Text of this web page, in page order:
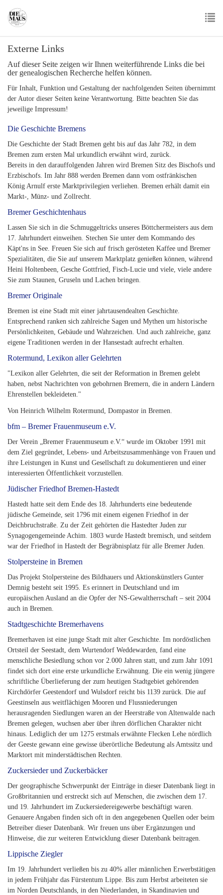
main
Externe Links
Auf dieser Seite zeigen wir Ihnen weiterführende Links die bei
der genealogischen Recherche helfen können.
Für Inhalt, Funktion und Gestaltung der nachfolgenden Seiten übernimmt
der Autor dieser Seiten keine Verantwortung. Bitte beachten Sie das
jeweilige Impressum!
Die Geschichte Bremens
Die Geschichte der Stadt Bremen geht bis auf das Jahr 782, in dem
Bremen zum ersten Mal urkundlich erwähnt wird, zurück.
Bereits in den darauffolgenden Jahren wird Bremen Sitz des Bischofs und
Erzbischofs. Im Jahr 888 werden Bremen dann vom ostfränkischen
König Arnulf erste Marktprivilegien verliehen. Bremen erhält damit ein
Markt-, Münz- und Zollrecht.
Bremer Geschichtenhaus
Lassen Sie sich in die Schmuggeltricks unseres Böttchermeisters aus dem
17. Jahrhundert einweihen. Stechen Sie unter dem Kommando des
Käpt'ns in See. Freuen Sie sich auf frisch gerösteten Kaffee und Bremer
Spezialitäten, die Sie auf unserem Marktplatz genießen können, während
Heini Holtenbeen, Gesche Gottfried, Fisch-Lucie und viele, viele andere
Sie zum Staunen, Gruseln und Lachen bringen.
Bremer Originale
Bremen ist eine Stadt mit einer jahrtausendealten Geschichte.
Entsprechend ranken sich zahlreiche Sagen und Mythen um historische
Persönlichkeiten, Gebäude und Wahrzeichen. Und auch zahlreiche, ganz
eigene Traditionen werden in der Hansestadt aufrecht erhalten.
Rotermund, Lexikon aller Gelehrten
"Lexikon aller Gelehrten, die seit der Reformation in Bremen gelebt
haben, nebst Nachrichten von gebohrnen Bremern, die in andern Ländern
Ehrenstellen bekleideten."
Von Heinrich Wilhelm Rotermund, Dompastor in Bremen.
bfm – Bremer Frauenmuseum e.V.
Der Verein „Bremer Frauenmuseum e.V.“ wurde im Oktober 1991 mit
dem Ziel gegründet, Lebens- und Arbeitszusammenhänge von Frauen und
ihre Leistungen in Kunst und Gesellschaft zu dokumentieren und einer
interessierten Öffentlichkeit vorzustellen.
Jüdischer Friedhof Bremen-Hastedt
Hastedt hatte seit dem Ende des 18. Jahrhunderts eine bedeutende
jüdische Gemeinde, seit 1796 mit einem eigenen Friedhof in der
Deichbruchstraße. Zu der Zeit gehörten die Hastedter Juden zur
Synagogengemeinde Achim. 1803 wurde Hastedt bremisch, und seitdem
war der Friedhof in Hastedt der Begräbnisplatz für alle Bremer Juden.
Stolpersteine in Bremen
Das Projekt Stolpersteine des Bildhauers und Aktionskünstlers Gunter
Demnig besteht seit 1995. Es erinnert in Deutschland und im
europäischen Ausland an die Opfer der NS-Gewaltherrschaft – seit 2004
auch in Bremen.
Stadtgeschichte Bremerhavens
Bremerhaven ist eine junge Stadt mit alter Geschichte. Im nordöstlichen
Ortsteil der Seestadt, dem Wurtendorf Weddewarden, fand eine
menschliche Besiedlung schon vor 2.000 Jahren statt, und zum Jahr 1091
findet sich dort eine erste urkundliche Erwähnung. Die ein wenig jüngere
schriftliche Überlieferung der zum heutigen Stadtgebiet gehörenden
Kirchdörfer Geestendorf und Wulsdorf reicht bis 1139 zurück. Die auf
Geestinseln aus weitflächigen Mooren und Flussniederungen
herausragenden Siedlungen waren an der Heerstraße von Altenwalde nach
Bremen gelegen, wuchsen aber über ihren dörflichen Charakter nicht
hinaus. Lediglich der um 1275 erstmals erwähnte Flecken Lehe nördlich
der Geeste gewann eine gewisse überörtliche Bedeutung als Amtssitz und
Marktort mit minderstädtischen Rechten.
Zuckersieder und Zuckerbäcker
Der geographische Schwerpunkt der Einträge in dieser Datenbank liegt in
Großbritannien und erstreckt sich auf Menschen, die zwischen dem 17.
und 19. Jahrhundert im Zuckersiedereigewerbe beschäftigt waren.
Genauere Angaben finden sich oft in den angegebenen Quellen oder beim
Betreiber dieser Datenbank. Wir freuen uns über Ergänzungen und
Hinweise, die zur weiteren Entwicklung dieser Datenbank beitragen.
Lippische Ziegler
Im 19. Jahrhundert verließen bis zu 40% aller männlichen Erwerbstätigen
in jedem Frühjahr das Fürstentum Lippe. Bis zum Herbst arbeiteten sie
im Norden Deutschlands, in den Niederlanden, in Skandinavien und